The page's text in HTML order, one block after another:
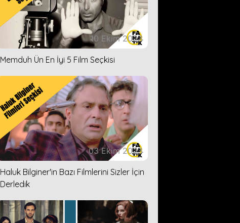
10 Ekim 2023
Memduh Ün En İyi 5 Film Seçkisi
03 Ekim 2023
Haluk Bilginer'in Bazı Filmlerini Sizler İçin
Derledik